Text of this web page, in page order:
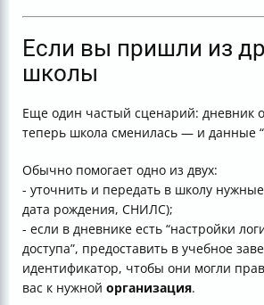
Если вы пришли из
школы
Еще один частый сценарий: дневник
теперь школа сменилась — и данные
Обычно помогает одно из двух:
- уточнить и передать в школу
дата рождения, СНИЛС);
- если в дневнике есть “настройки
доступа”, предоставить в учебное
идентификатор, чтобы они могли
вас к нужной организация.